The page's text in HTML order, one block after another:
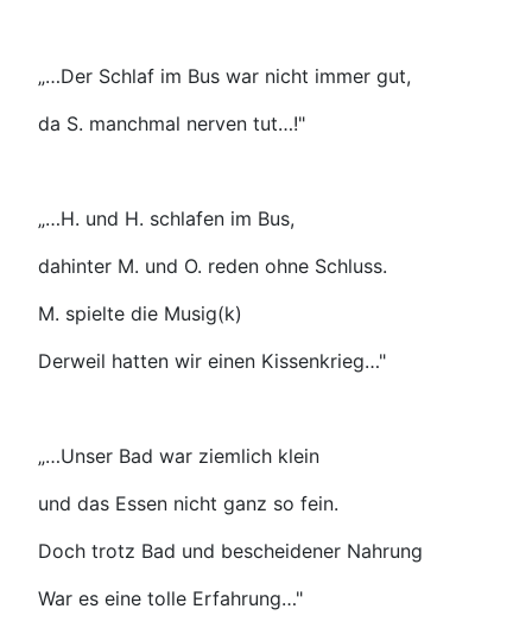
„…Der Schlaf im Bus war nicht immer gut,
da S. manchmal nerven tut…!"
„…H. und H. schlafen im Bus,
dahinter M. und O. reden ohne Schluss.
M. spielte die Musig(k)
Derweil hatten wir einen Kissenkrieg…"
„…Unser Bad war ziemlich klein
und das Essen nicht ganz so fein.
Doch trotz Bad und bescheidener Nahrung
War es eine tolle Erfahrung…"